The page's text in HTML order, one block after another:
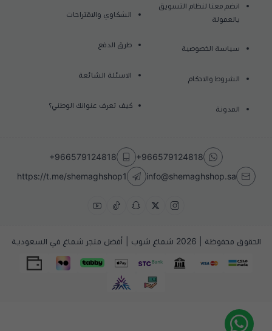
انضم معنا لنظام التسويق
بالعمولة
سياسة الخصوصية
الشروط والاحكام
المدونة
الشكاوي والاقتراحات
طرق الدفع
الاسئلة الشائعة
كيف تعرف عنوانك الوطني؟
+966579124818
+966579124818
info@shemaghshop.sa
https://t.me/shemaghshop1
الحقوق محفوظة | 2026 شماغ شوب | أفضل متجر شماغ في السعودية